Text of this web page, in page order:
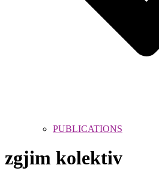
PUBLICATIONS
zgjim kolektiv